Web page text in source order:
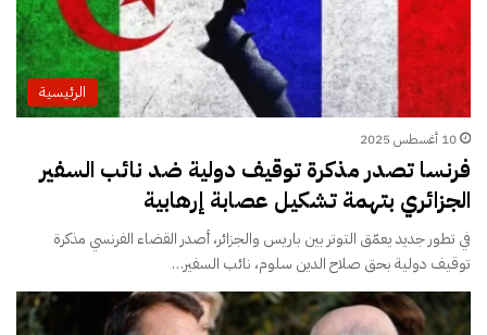
الرئيسية
10 أغسطس 2025
فرنسا تصدر مذكرة توقيف دولية ضد نائب السفير
الجزائري بتهمة تشكيل عصابة إرهابية
في تطور جديد يعمّق التوتر بين باريس والجزائر، أصدر القضاء الفرنسي مذكرة
توقيف دولية بحق صلاح الدين سلوم، نائب السفير…